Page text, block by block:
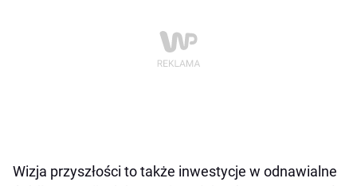
Wizja przyszłości to także inwestycje w odnawialne